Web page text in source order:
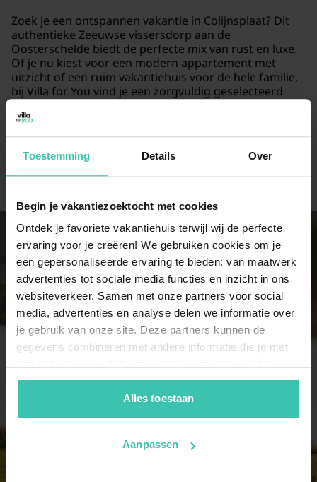
Toestemming Details Over
Begin je vakantiezoektocht met cookies
Ontdek je favoriete vakantiehuis terwijl wij de perfecte
ervaring voor je creëren! We gebruiken cookies om je
een gepersonaliseerde ervaring te bieden: van maatwerk
advertenties tot sociale media functies en inzicht in ons
websiteverkeer. Samen met onze partners voor social
media, advertenties en analyse delen we informatie over
je gebruik van onze site. Deze partners kunnen de
gegevens combineren met andere informatie die je met
van je gebruik van hun diensten. Zo zorgen we ervoor dat
jouw vakantiezoektocht soepel en op maat verloopt!
Alles toestaan
Aanpassen
Zoek je een ontspannen vakantie in Colijnsplaat? Dit
authentieke Zeeuwse vissersdorp aan de
Oosterschelde biedt de perfecte mix van rust en luxe.
Of je nu kiest voor een modern appartement met
uitzicht of een ruim vakantiehuis voor de hele familie,
bij Villa for You vind je een zorgvuldig geselecteerd
tijdens je verblijf.
Lees meer
Ontdek onze populairste
groepshuizen in Colijnsplaat
6 personen
7 personen